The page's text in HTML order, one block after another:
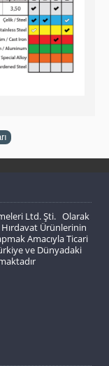
Ltd. Şti. Olarak
Hırdavat Ürünlerinin
Amacıyla Ticari
ve Dünyadaki